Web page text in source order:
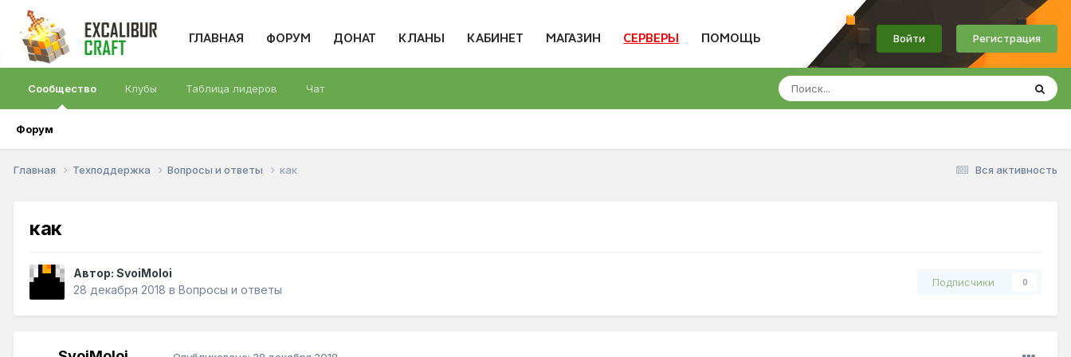
ГЛАВНАЯ ФОРУМ ДОНАТ КЛАНЫ КАБИНЕТ МАГАЗИН СЕРВЕРЫ ПОМОЩЬ Войти Регистрация
Сообщество
Форум
Клубы Таблица лидеров Чат
Вся активность
Главная Техподдержка Вопросы и ответы как
как
Автор: SvoiMoloi
28 декабря 2018 в Вопросы и ответы
Подписчики 0